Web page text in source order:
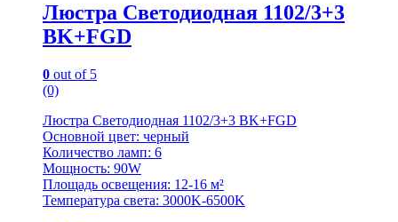
Люстра Светодиодная 1102/3+3
BK+FGD
0 out of 5
(0)
Люстра Светодиодная 1102/3+3 BK+FGD
Основной цвет: черный
Количество ламп: 6
Мощность: 90W
Площадь освещения: 12-16 м²
Температура света: 3000K-6500K